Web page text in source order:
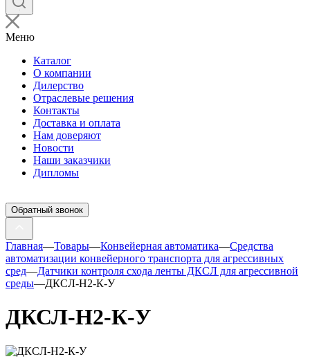
Меню
Каталог
О компании
Дилерство
Отраслевые решения
Контакты
Доставка и оплата
Нам доверяют
Новости
Наши заказчики
Дипломы
Обратный звонок
Главная—Товары—Конвейерная автоматика—Средства
автоматизации конвейерного транспорта для агрессивных
сред—Датчики контроля схода ленты ДКСЛ для агрессивной
среды—ДКСЛ-Н2-К-У
ДКСЛ-Н2-К-У